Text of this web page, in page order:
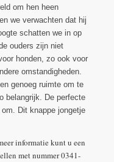
om hen heen
we verwachten dat hij
schatten we in op
ouders zijn niet
honden, zo ook voor
omstandigheden.
genoeg ruimte om te
belangrijk. De perfecte
Dit knappe jongetje
informatie kunt u een
met nummer 0341-